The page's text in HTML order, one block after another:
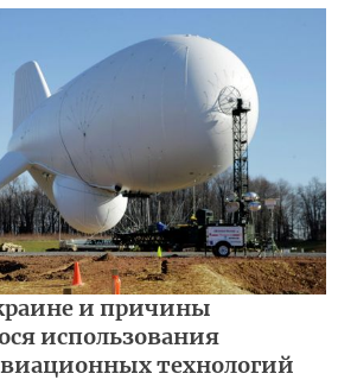
и причины
использования
технологий